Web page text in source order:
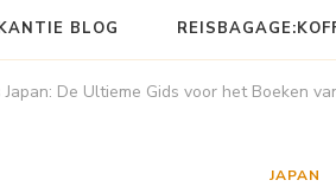
BLOG
De Ultieme Gids voor het Boeken
JAPAN